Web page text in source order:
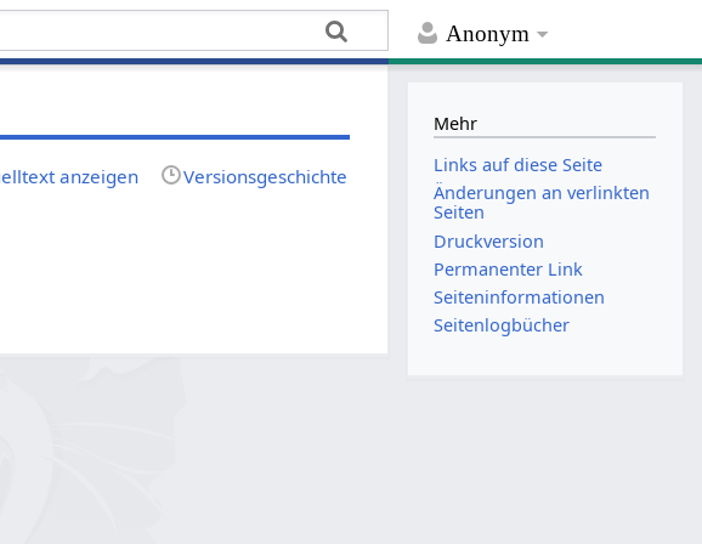
Anonym
anzeigen Versionsgeschichte
Mehr
Links auf diese Seite
Änderungen an verlinkten
Seiten
Druckversion
Permanenter Link
Seiten­­informationen
Seitenlogbücher